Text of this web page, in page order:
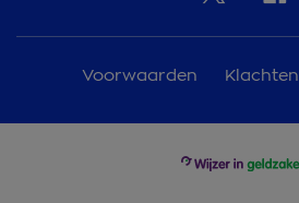
Voorwaarden Klachten